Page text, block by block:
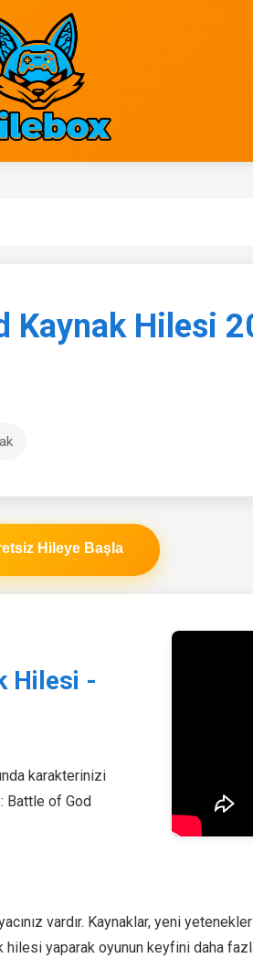
Kaynak Hilesi
Hileye Başla
Hilesi -
karakterinizi
Battle of God
vardır. Kaynaklar, yeni
yaparak oyunun keyfini daha